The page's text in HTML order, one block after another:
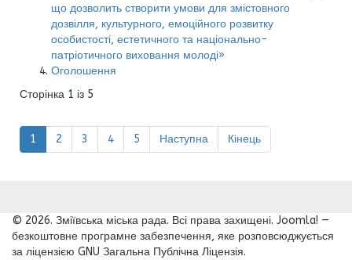
що дозволить створити умови для змістовного
дозвілля, культурного, емоційного розвитку
особистості, естетичного та національно-
патріотичного виховання молоді»
Оголошення
Сторінка 1 із 5
1 2 3 4 5 Наступна Кінець
© 2026. Зміївська міська рада. Всі права захищені. Joomla! —
безкоштовне програмне забезпечення, яке розповсюджується
за ліцензією GNU Загальна Публічна Ліцензія.